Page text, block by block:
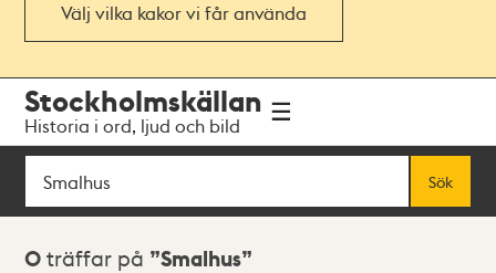
Välj vilka kakor vi får använda
navigationen
huvudinnehållet
Stockholmskällan
Historia i ord, ljud och bild
Sök
Sök
Sökresultat
0 träffar på Smalhus